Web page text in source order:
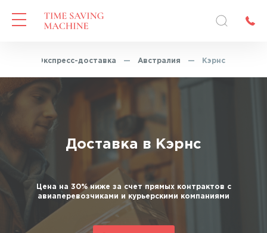
Экспресс-доставка — Австралия — Кэрнс
Доставка в Кэрнс
Цена на 30% ниже за счет прямых контрактов с
авиаперевозчиками и курьерскими компаниями